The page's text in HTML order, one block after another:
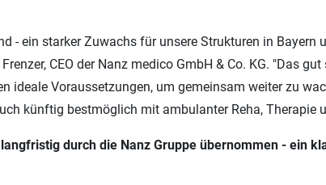
- ein starker Zuwachs für unsere Strukturen in
CEO der Nanz medico GmbH & Co. KG. "Das
ideale Voraussetzungen, um gemeinsam weiter zu
künftig bestmöglich mit ambulanter Reha, Therapie
durch die Nanz Gruppe übernommen - ein